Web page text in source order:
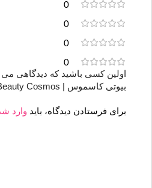
0
0
0
0
اولین کسی باشید که دیدگاهی می
بیوتی کاسموس | Zoella Beauty Cosmos”
برای فرستادن دیدگاه، باید وارد